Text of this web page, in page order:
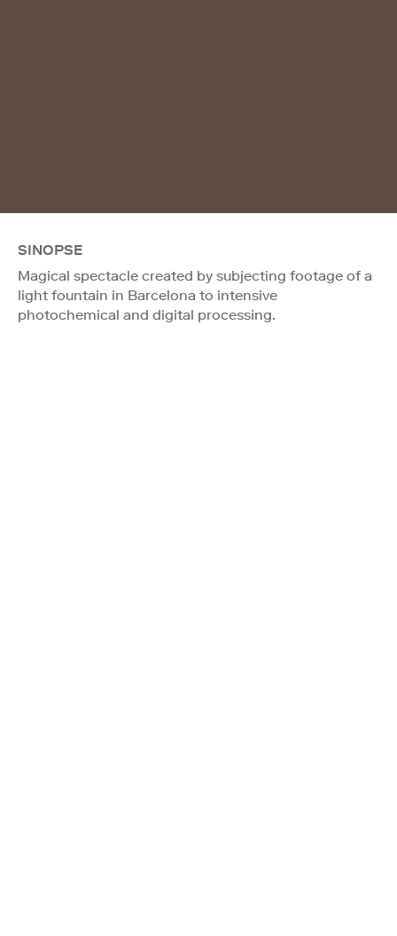
SINOPSE
Magical spectacle created by subjecting footage of a
light fountain in Barcelona to intensive
photochemical and digital processing.